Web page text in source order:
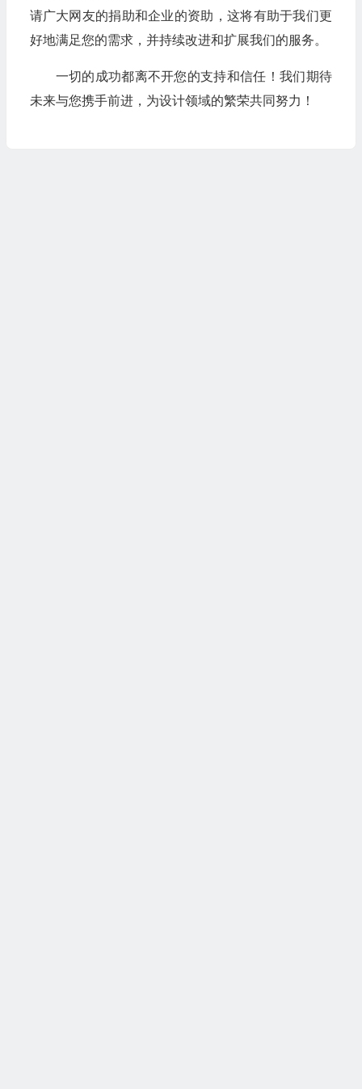
请广大网友的捐助和企业的资助，这将有助于我们更
好地满足您的需求，并持续改进和扩展我们的服务。
一切的成功都离不开您的支持和信任！我们期待
未来与您携手前进，为设计领域的繁荣共同努力！